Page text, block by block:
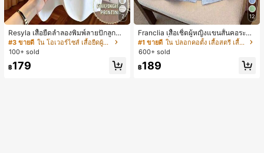
7
Resyla เสื้อยืดลำลองพิมพ์ลายปักลูกปัด
รูปโบว์ขนาดใหญ่สำหรับผู้หญิง
#3 ขายดี
ใน โอเวอร์ไซส์ เสื้อยืดผู้หญิง
100+ sold
฿179
12
Franclia เสื้อเชิ้ตผู้หญิงแขนสั้นคอระบา
ยกระดุมเดี่ยวลายทาง
#1 ขายดี
ใน ปลอกคอตั้ง เสื้อสตรี เสื้อเบลาส์ & Tee
600+ sold
฿189